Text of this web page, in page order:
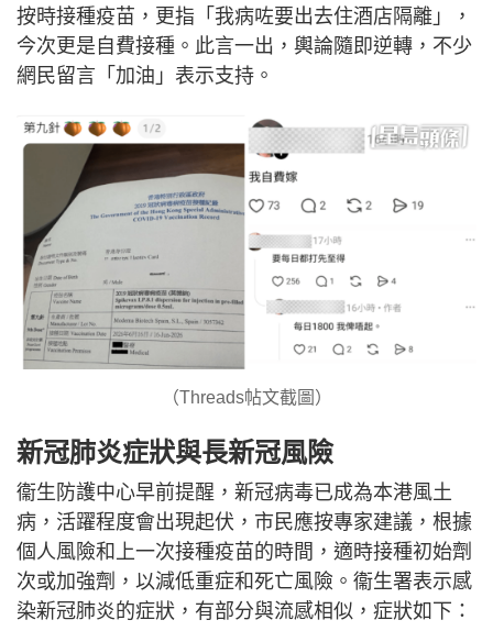
按時接種疫苗，更指「我病咗要出去住酒店隔離」，
今次更是自費接種。此言一出，輿論隨即逆轉，不少
網民留言「加油」表示支持。
（Threads帖文截圖）
新冠肺炎症狀與長新冠風險
衞生防護中心早前提醒，新冠病毒已成為本港風土
病，活躍程度會出現起伏，市民應按專家建議，根據
個人風險和上一次接種疫苗的時間，適時接種初始劑
次或加強劑，以減低重症和死亡風險。衞生署表示感
染新冠肺炎的症狀，有部分與流感相似，症狀如下：